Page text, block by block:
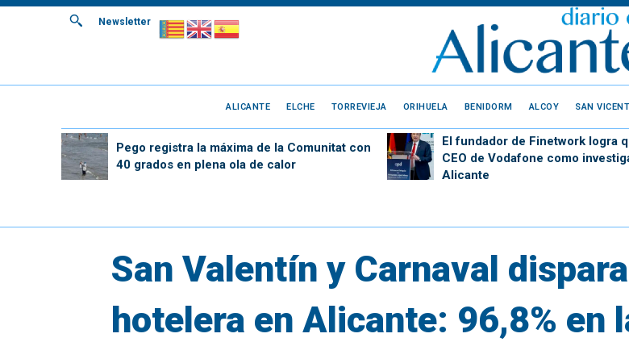
Newsletter
ALICANTE ELCHE TORREVIEJA ORIHUELA BENIDORM ALCOY SAN
Pego registra la máxima de la Comunitat con
40 grados en plena ola de calor
El fundador de Finetwork logra
CEO de Vodafone como
Alicante
San Valentín y Carnaval
hotelera en Alicante: 96,8% en